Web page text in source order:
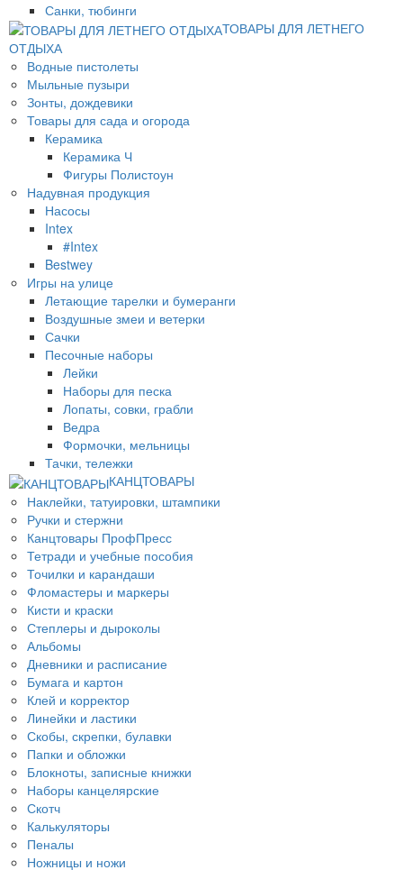
Санки, тюбинги
ТОВАРЫ ДЛЯ ЛЕТНЕГО
ОТДЫХА
Водные пистолеты
Мыльные пузыри
Зонты, дождевики
Товары для сада и огорода
Керамика
Керамика Ч
Фигуры Полистоун
Надувная продукция
Насосы
Intex
#Intex
Bestwey
Игры на улице
Летающие тарелки и бумеранги
Воздушные змеи и ветерки
Сачки
Песочные наборы
Лейки
Наборы для песка
Лопаты, совки, грабли
Ведра
Формочки, мельницы
Тачки, тележки
КАНЦТОВАРЫ
Наклейки, татуировки, штампики
Ручки и стержни
Канцтовары ПрофПресс
Тетради и учебные пособия
Точилки и карандаши
Фломастеры и маркеры
Кисти и краски
Степлеры и дыроколы
Альбомы
Дневники и расписание
Бумага и картон
Клей и корректор
Линейки и ластики
Скобы, скрепки, булавки
Папки и обложки
Блокноты, записные книжки
Наборы канцелярские
Скотч
Калькуляторы
Пеналы
Ножницы и ножи